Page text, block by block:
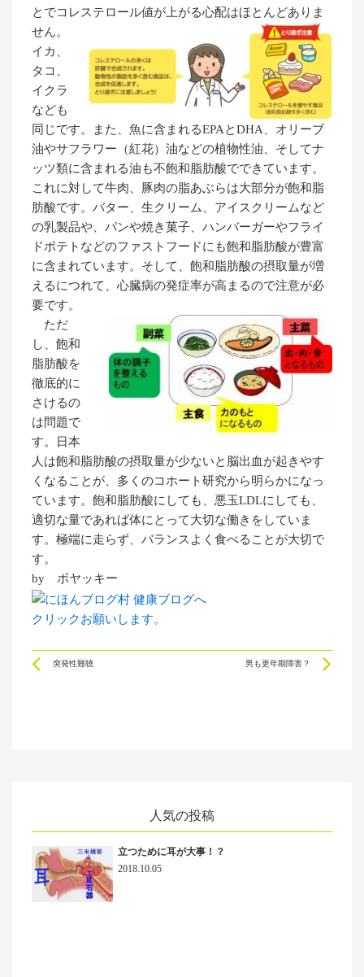
とでコレステロール値が上がる心配はほとんどありま
せん。
イカ、
タコ、
イクラ
なども
同じです。また、魚に含まれるEPAとDHA、オリーブ
油やサフラワー（紅花）油などの植物性油、そしてナ
ッツ類に含まれる油も不飽和脂肪酸でできています。
これに対して牛肉、豚肉の脂あぶらは大部分が飽和脂
肪酸です。バター、生クリーム、アイスクリームなど
の乳製品や、パンや焼き菓子、ハンバーガーやフライ
ドポテトなどのファストフードにも飽和脂肪酸が豊富
に含まれています。そして、飽和脂肪酸の摂取量が増
えるにつれて、心臓病の発症率が高まるので注意が必
要です。
ただ
し、飽和
脂肪酸を
徹底的に
さけるの
は問題で
す。日本
人は飽和脂肪酸の摂取量が少ないと脳出血が起きやす
くなることが、多くのコホート研究から明らかになっ
ています。飽和脂肪酸にしても、悪玉LDLにしても、
適切な量であれば体にとって大切な働きをしていま
す。極端に走らず、バランスよく食べることが大切で
す。
by ボヤッキー
クリックお願いします。
Prev
突発性難聴 男も更年期障害？
人気の投稿
立つために耳が大事！？
2018.10.05